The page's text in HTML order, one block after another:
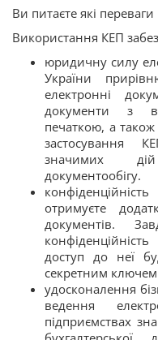
Ви питаєте які
Використання КЕП
юридичну силу
України
електронні
документи з
печаткою, а
застосування
значимих
документообігу.
отримуєте
документів.
доступ до неї
секретним
удосконалення
ведення
підприємствах